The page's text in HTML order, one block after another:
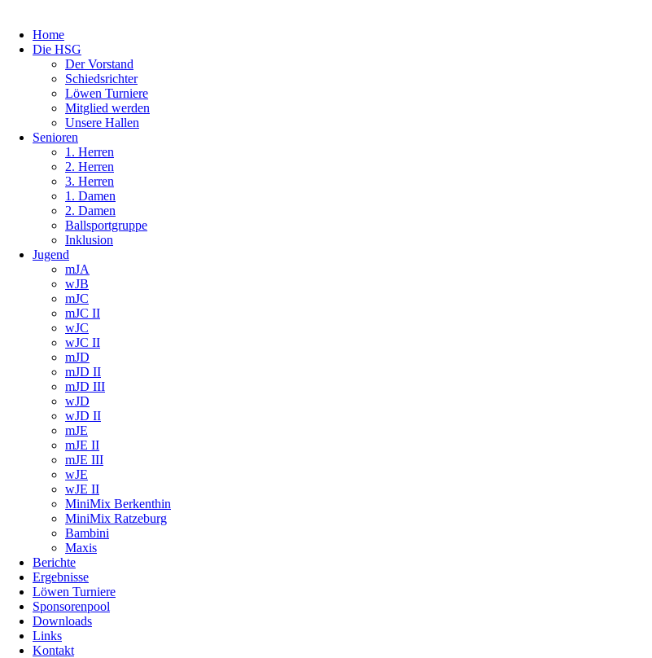
Home
Die HSG
Der Vorstand
Schiedsrichter
Löwen Turniere
Mitglied werden
Unsere Hallen
Senioren
1. Herren
2. Herren
3. Herren
1. Damen
2. Damen
Ballsportgruppe
Inklusion
Jugend
mJA
wJB
mJC
mJC II
wJC
wJC II
mJD
mJD II
mJD III
wJD
wJD II
mJE
mJE II
mJE III
wJE
wJE II
MiniMix Berkenthin
MiniMix Ratzeburg
Bambini
Maxis
Berichte
Ergebnisse
Löwen Turniere
Sponsorenpool
Downloads
Links
Kontakt